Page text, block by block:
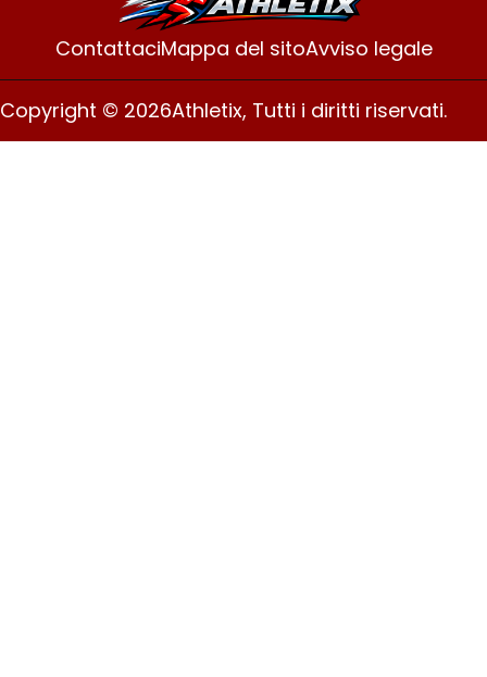
ContattaciMappa del sitoAvviso legale
Copyright © 2026Athletix, Tutti i diritti riservati.